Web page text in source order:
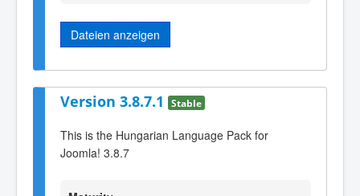
Dateien anzeigen
Version 3.8.7.1 Stable
This is the Hungarian Language Pack for
Joomla! 3.8.7